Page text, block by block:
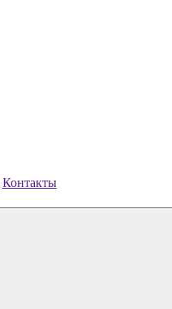
Контакты